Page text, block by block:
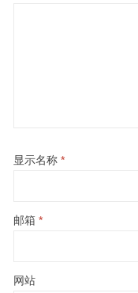
显示名称 *
邮箱 *
网站